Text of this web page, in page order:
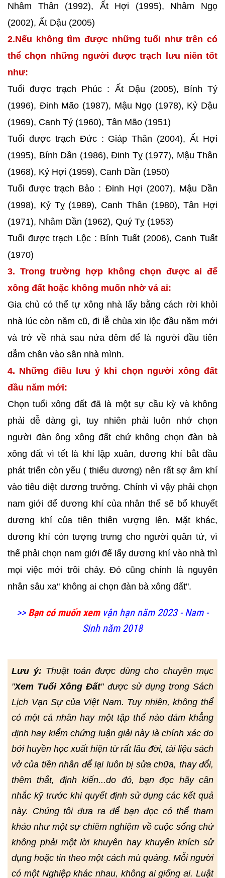
Nhâm Thân (1992), Ất Hợi (1995), Nhâm Ngọ
(2002), Ất Dậu (2005)
2.Nếu không tìm được những tuổi như trên có
thể chọn những người được trạch lưu niên tốt
như:
Tuổi được trạch Phúc : Ất Dậu (2005), Bính Tý
(1996), Đinh Mão (1987), Mậu Ngọ (1978), Kỷ Dậu
(1969), Canh Tý (1960), Tân Mão (1951)
Tuổi được trạch Đức : Giáp Thân (2004), Ất Hợi
(1995), Bính Dần (1986), Đinh Tỵ (1977), Mậu Thân
(1968), Kỷ Hợi (1959), Canh Dần (1950)
Tuổi được trạch Bảo : Đinh Hợi (2007), Mậu Dần
(1998), Kỷ Tỵ (1989), Canh Thân (1980), Tân Hợi
(1971), Nhâm Dần (1962), Quý Tỵ (1953)
Tuổi được trạch Lộc : Bính Tuất (2006), Canh Tuất
(1970)
3. Trong trường hợp không chọn được ai để
xông đất hoặc không muốn nhờ vả ai:
Gia chủ có thể tự xông nhà lấy bằng cách rời khỏi
nhà lúc còn năm cũ, đi lễ chùa xin lộc đầu năm mới
và trở về nhà sau nửa đêm để là người đầu tiên
dẫm chân vào sân nhà mình.
4. Những điều lưu ý khi chọn người xông đất
đầu năm mới:
Chọn tuổi xông đất đã là một sự cầu kỳ và không
phải dễ dàng gì, tuy nhiên phải luôn nhớ chọn
người đàn ông xông đất chứ không chọn đàn bà
xông đất vì tết là khí lập xuân, dương khí bắt đầu
phát triển còn yếu ( thiếu dương) nên rất sợ âm khí
vào tiêu diệt dương trưởng. Chính vì vậy phải chọn
nam giới để dương khí của nhân thế sẽ bổ khuyết
dương khí của tiên thiên vượng lên. Mặt khác,
dương khí còn tượng trưng cho người quân tử, vì
thế phải chọn nam giới để lấy dương khí vào nhà thì
mọi việc mới trôi chảy. Đó cũng chính là nguyên
nhân sâu xa" không ai chọn đàn bà xông đất".
>> Bạn có muốn xemvận hạn năm 2023 - Nam -
Sinh năm 2018
Lưu ý: Thuật toán được dùng cho chuyên mục
"Xem Tuổi Xông Đất" được sử dụng trong Sách
Lịch Vạn Sự của Việt Nam. Tuy nhiên, không thể
có một cá nhân hay một tập thể nào dám khẳng
định hay kiểm chứng luận giải này là chính xác do
bởi huyền học xuất hiện từ rất lâu đời, tài liệu sách
vở của tiền nhân để lại luôn bị sửa chữa, thay đổi,
thêm thắt, định kiến...do đó, bạn đọc hãy cân
nhắc kỹ trước khi quyết định sử dụng các kết quả
này. Chúng tôi đưa ra để bạn đọc có thể tham
khảo như một sự chiêm nghiệm về cuộc sống chứ
không phải một lời khuyên hay khuyến khích sử
dụng hoặc tin theo một cách mù quáng. Mỗi người
có một Nghiệp khác nhau, không ai giống ai. Luật